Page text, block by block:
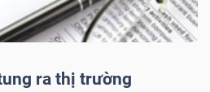
ra thị trường